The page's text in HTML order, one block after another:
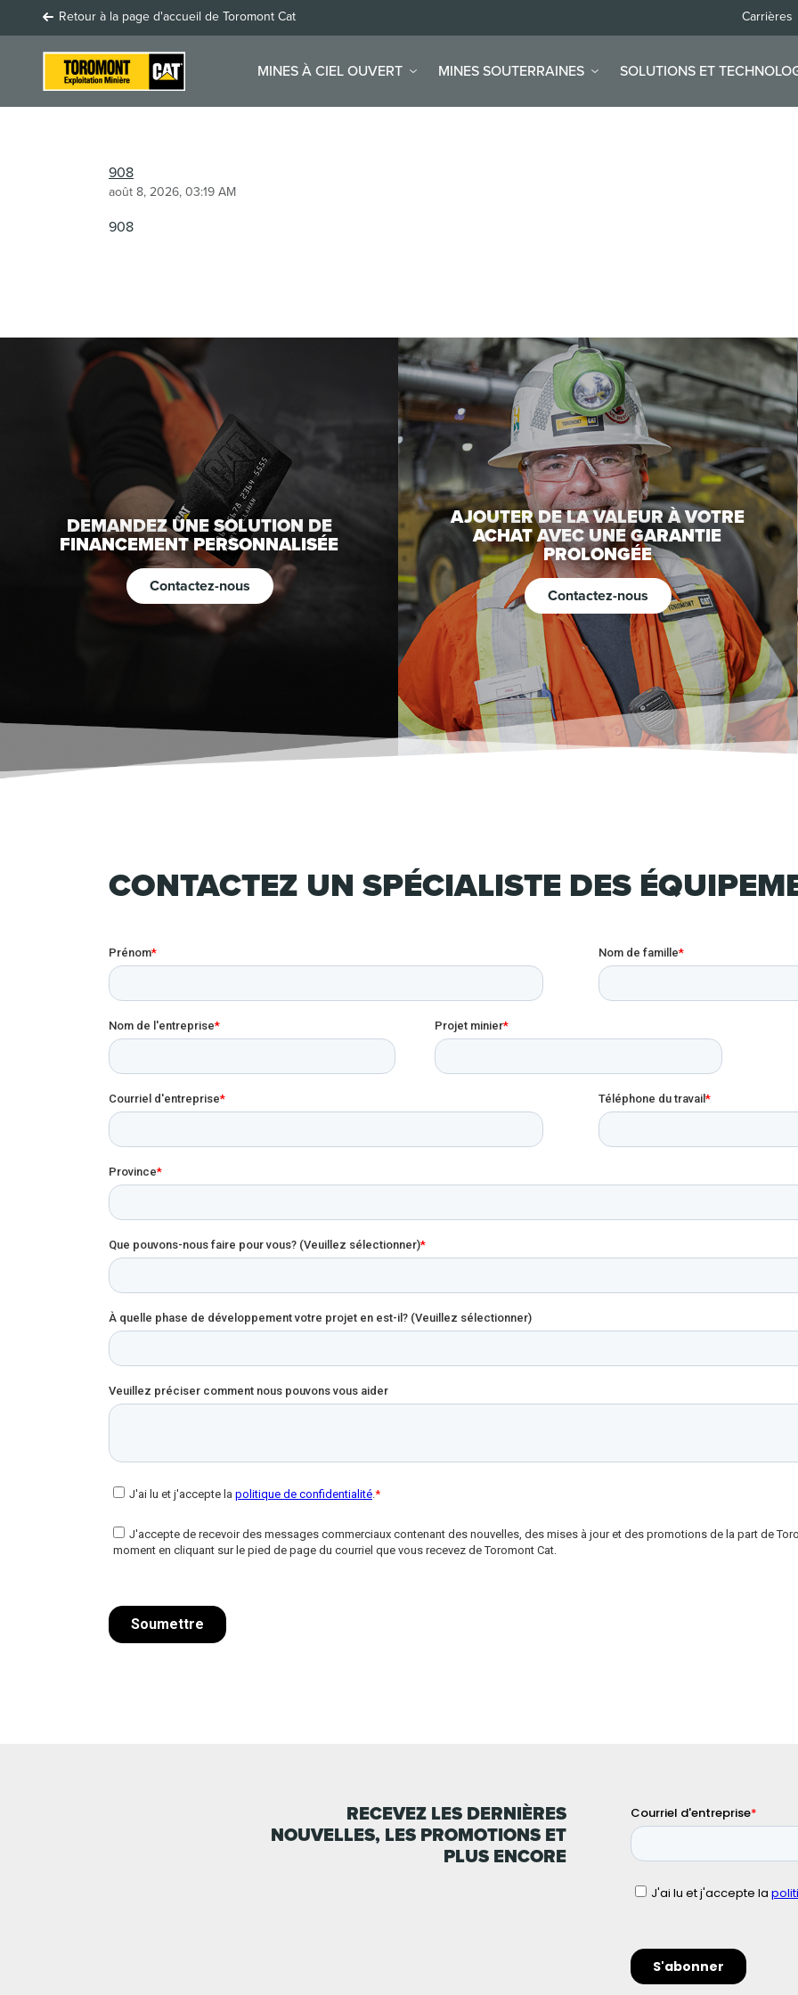
Retour à la page d'accueil de Toromont Cat Carrières
MINES À CIEL OUVERT MINES SOUTERRAINES SOLUTIONS ET
908
août 8, 2026, 03:19 AM
908
DEMANDEZ UNE SOLUTION DE
FINANCEMENT PERSONNALISÉE
Contactez-nous
AJOUTER DE LA VALEUR À VOTRE
ACHAT AVEC UNE GARANTIE
PROLONGÉE
Contactez-nous
CONTACTEZ UN SPÉCIALISTE DES
RECEVEZ LES DERNIÈRES
NOUVELLES, LES PROMOTIONS ET
PLUS ENCORE